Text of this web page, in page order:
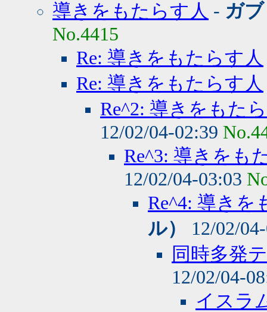
導きをもたらす人 - ガ
No.4415
Re: 導きをもたらす人
Re: 導きをもたらす人
Re^2: 導きをもた
12/02/04-02:39
Re^3: 導きをも
12/02/04-03:03
Re^4: 導きを
ル）
12/02/
同時多発
12/02/04-
イスラ